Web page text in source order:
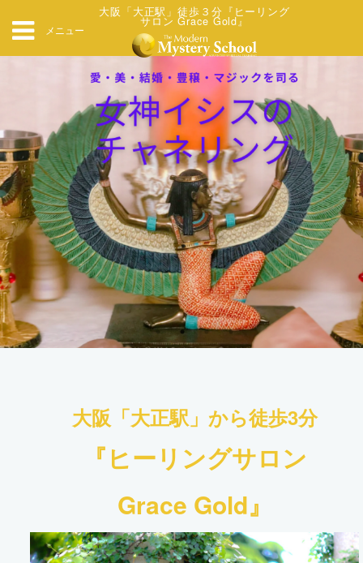
メニュー
大阪「大正駅」徒歩３分『ヒーリング
サロン Grace Gold』
大阪「大正駅」から徒歩3分
『ヒーリングサロン
Grace Gold』